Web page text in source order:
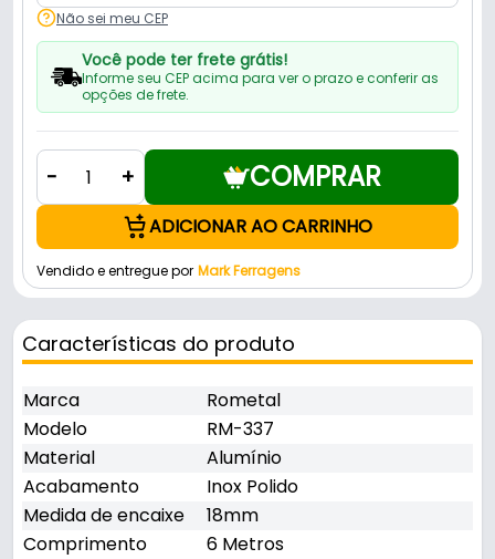
Não sei meu CEP
Você pode ter frete grátis!
Informe seu CEP acima para ver o prazo e conferir as
opções de frete.
- + COMPRAR
ADICIONAR AO CARRINHO
Vendido e entregue por Mark Ferragens
Características do produto
Marca
Rometal
Modelo
RM-337
Material
Alumínio
Acabamento
Inox Polido
Medida de encaixe
18mm
Comprimento
6 Metros